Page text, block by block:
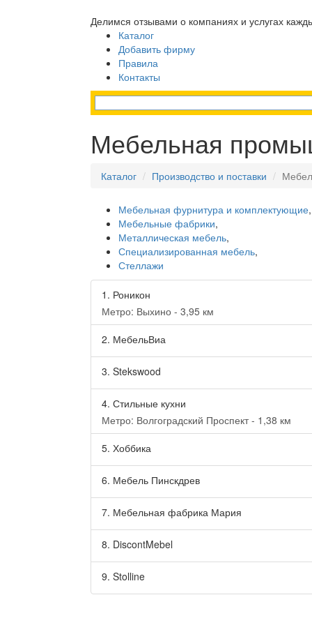
Делимся отзывами о компаниях и услугах
Каталог
Добавить фирму
Правила
Контакты
Мебельная
Каталог Производство и поставки
Мебельная фурнитура и комплектующие,
Мебельные фабрики,
Металлическая мебель,
Специализированная мебель,
Стеллажи
1. Роникон
Метро: Выхино - 3,95 км
2. МебельВиа
3. Stekswood
4. Стильные кухни
Метро: Волгоградский Проспект - 1,38 км
5. Хоббика
6. Мебель Пинскдрев
7. Мебельная фабрика Мария
8. DiscontMebel
9. Stolline